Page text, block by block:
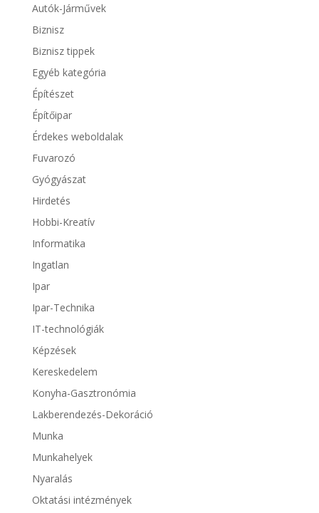
Autók-Járművek
Biznisz
Biznisz tippek
Egyéb kategória
Építészet
Építőipar
Érdekes weboldalak
Fuvarozó
Gyógyászat
Hirdetés
Hobbi-Kreatív
Informatika
Ingatlan
Ipar
Ipar-Technika
IT-technológiák
Képzések
Kereskedelem
Konyha-Gasztronómia
Lakberendezés-Dekoráció
Munka
Munkahelyek
Nyaralás
Oktatási intézmények